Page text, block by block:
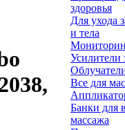
здоровья
Для ухода
и тела
Усилители
Все для
Банки для
массажа